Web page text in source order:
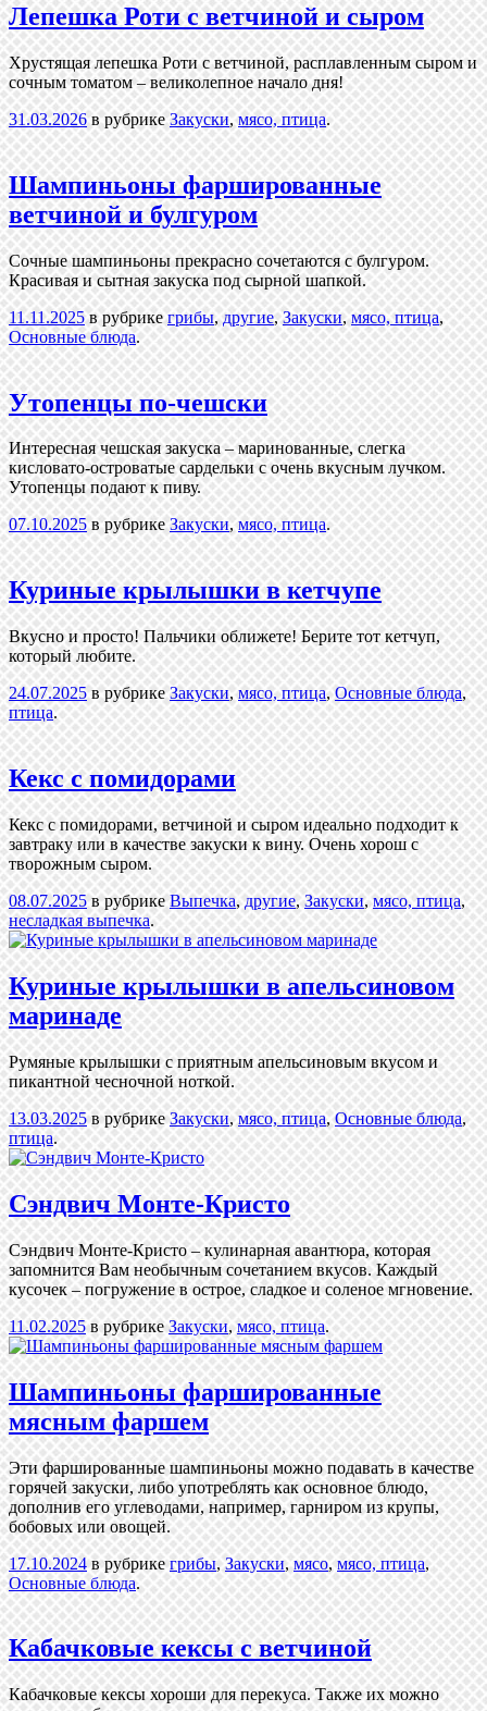
Лепешка Роти с ветчиной и сыром
Хрустящая лепешка Роти с ветчиной, расплавленным сыром и
сочным томатом – великолепное начало дня!
31.03.2026в рубрикеЗакуски,мясо, птица.
Шампиньоны фаршированные
ветчиной и булгуром
Сочные шампиньоны прекрасно сочетаются с булгуром.
Красивая и сытная закуска под сырной шапкой.
11.11.2025в рубрикегрибы,другие,Закуски,мясо, птица,
Основные блюда.
Утопенцы по-чешски
Интересная чешская закуска – маринованные, слегка
кисловато-островатые сардельки с очень вкусным лучком.
Утопенцы подают к пиву.
07.10.2025в рубрикеЗакуски,мясо, птица.
Куриные крылышки в кетчупе
Вкусно и просто! Пальчики оближете! Берите тот кетчуп,
который любите.
24.07.2025в рубрикеЗакуски,мясо, птица,Основные блюда,
птица.
Кекс с помидорами
Кекс с помидорами, ветчиной и сыром идеально подходит к
завтраку или в качестве закуски к вину. Очень хорош с
творожным сыром.
08.07.2025в рубрикеВыпечка,другие,Закуски, мясо, птица,
несладкая выпечка.
Куриные крылышки в апельсиновом
маринаде
Румяные крылышки с приятным апельсиновым вкусом и
пикантной чесночной ноткой.
13.03.2025в рубрикеЗакуски,мясо, птица,Основные блюда,
птица.
Сэндвич Монте-Кристо
Сэндвич Монте-Кристо – кулинарная авантюра, которая
запомнится Вам необычным сочетанием вкусов. Каждый
кусочек – погружение в острое, сладкое и соленое мгновение.
11.02.2025в рубрикеЗакуски,мясо, птица.
Шампиньоны фаршированные
мясным фаршем
Эти фаршированные шампиньоны можно подавать в качестве
горячей закуски, либо употреблять как основное блюдо,
дополнив его углеводами, например, гарниром из крупы,
бобовых или овощей.
17.10.2024в рубрикегрибы,Закуски,мясо, мясо, птица,
Основные блюда.
Кабачковые кексы с ветчиной
Кабачковые кексы хороши для перекуса. Также их можно